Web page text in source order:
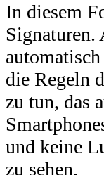
In diesem
Signaturen.
die Regeln
zu tun, das
und keine
zu sehen.